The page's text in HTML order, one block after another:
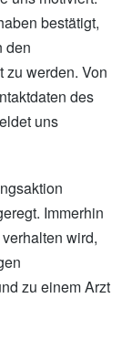
bestätigt,
den
werden. Von
des
uns
Immerhin
wird,
zu einem Arzt